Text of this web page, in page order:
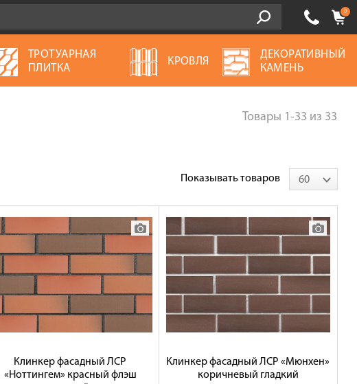
0
ТРОТУАРНАЯ
ПЛИТКА
КРОВЛЯ
ДЕКОРАТИВНЫЙ
КАМЕНЬ
Товары 1-33 из 33
Показывать товаров 60
Клинкер фасадный ЛСР
«Ноттингем» красный флэш
Клинкер фасадный ЛСР «Мюнхен»
коричневый гладкий